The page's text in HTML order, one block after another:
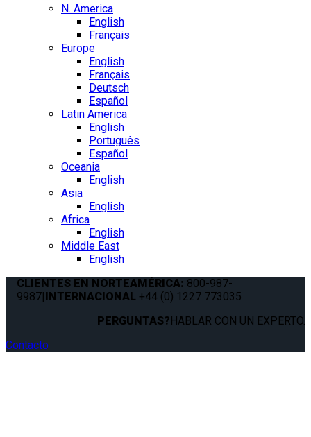
N. America
English
Français
Europe
English
Français
Deutsch
Español
Latin America
English
Português
Español
Oceania
English
Asia
English
Africa
English
Middle East
English
CLIENTES EN NORTEAMÉRICA: 800-987-
9987|INTERNACIONAL +44 (0) 1227 773035
PERGUNTAS?HABLAR CON UN EXPERTO.
Contacto